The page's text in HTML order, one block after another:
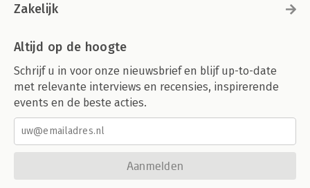
Zakelijk
Altijd op de hoogte
Schrijf u in voor onze nieuwsbrief en blijf up-to-date
met relevante interviews en recensies, inspirerende
events en de beste acties.
Aanmelden